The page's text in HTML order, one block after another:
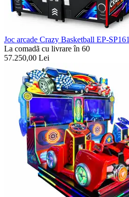
Joc arcade Crazy Basketball EP-SP161
La comadã cu livrare în 60
57.250,00 Lei